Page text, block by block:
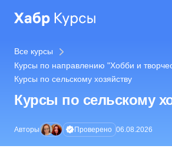
Все курсы
Курсы по направлению "Хобби и
Курсы по сельскому хозяйству
Курсы по сельскому
Авторы Проверено 06.08.2026